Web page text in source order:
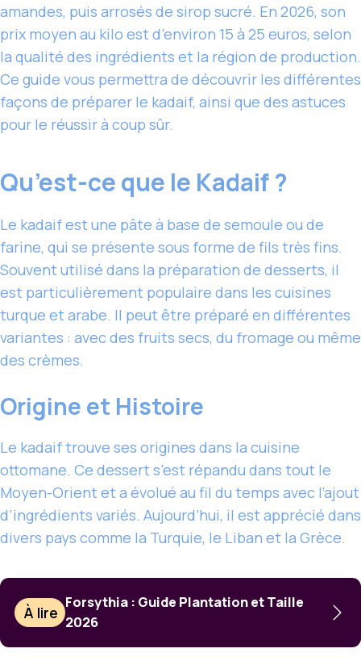
amandes, puis arrosés de sirop sucré. En 2026, son
prix moyen au kilo est d’environ 15 à 25 euros, selon
la qualité des ingrédients et la région de production.
Ce guide vous permettra de découvrir les différentes
façons de préparer le kadaif, ainsi que des astuces
pour le réussir à coup sûr.
Qu’est-ce que le Kadaif ?
Le kadaif est une pâte à base de semoule ou de
farine, qui se présente sous forme de fils très fins.
Souvent utilisé dans la préparation de desserts, il
est particulièrement populaire dans les cuisines
turque et arabe. Il peut être préparé en différentes
variantes : avec des fruits secs, du fromage ou même
des crèmes.
Origine et Histoire
Le kadaif trouve ses origines dans la cuisine
ottomane. Ce dessert s’est répandu dans tout le
Moyen-Orient et a évolué au fil du temps avec l’ajout
d’ingrédients variés. Aujourd’hui, il est apprécié dans
divers pays comme la Turquie, le Liban et la Grèce.
À lire
Forsythia : Guide Plantation et Taille
2026